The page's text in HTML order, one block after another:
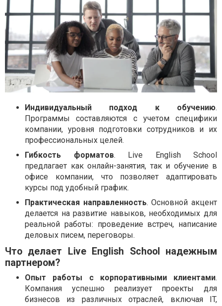
Индивидуальный подход к обучению.
Программы составляются с учетом специфики
компании, уровня подготовки сотрудников и их
профессиональных целей.
Гибкость форматов. Live English School
предлагает как онлайн-занятия, так и обучение в
офисе компании, что позволяет адаптировать
курсы под удобный график.
Практическая направленность. Основной акцент
делается на развитие навыков, необходимых для
реальной работы: проведение встреч, написание
деловых писем, переговоры.
Что делает Live English School надежным
партнером?
Опыт работы с корпоративными клиентами.
Компания успешно реализует проекты для
бизнесов из различных отраслей, включая IT,